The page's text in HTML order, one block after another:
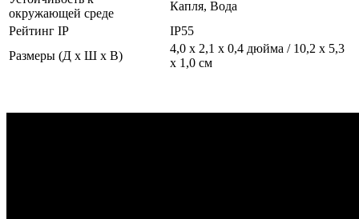
окружающей среде
Капля, Вода
Рейтинг IP
IP55
Размеры (Д x Ш x В)
4,0 x 2,1 x 0,4 дюйма / 10,2 x 5,3
x 1,0 см